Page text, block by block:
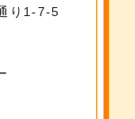
り1-7-5